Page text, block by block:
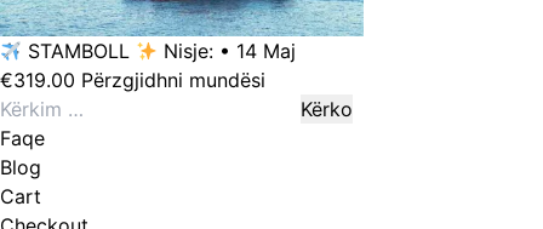
STAMBOLL
Nisje: • 14 Maj
€319.00 Përzgjidhni mundësi
produkt
Kërko
për:
Faqe
Blog
Cart